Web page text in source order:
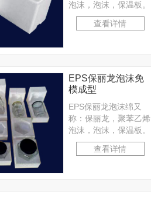
泡沫，泡沫，保温板。
是PS塑料经发泡后热
压制作而成。EPS保丽
查看详情
EPS保丽龙泡沫免
模成型
EPS保丽龙泡沫绵又
称：保丽龙，聚苯乙烯
泡沫，泡沫，保温板。
是PS塑料经发泡后热
压制作而成EPS保丽龙
查看详情